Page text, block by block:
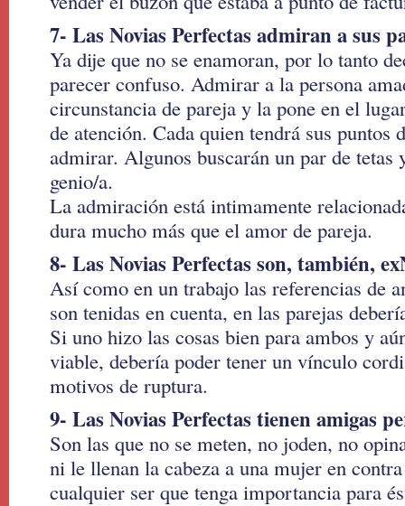
7- Las Novias Perfectas admiran a sus
Ya dije que no se enamoran, por lo tanto
parecer confuso. Admirar a la persona
circunstancia de pareja y la pone en el
de atención. Cada quien tendrá sus puntos
admirar. Algunos buscarán un par de tetas
genio/a.
La admiración está intimamente
dura mucho más que el amor de pareja.
8- Las Novias Perfectas son, también,
Así como en un trabajo las referencias de
son tenidas en cuenta, en las parejas
Si uno hizo las cosas bien para ambos y
viable, debería poder tener un vínculo
motivos de ruptura.
9- Las Novias Perfectas tienen amigas
Son las que no se meten, no joden, no
ni le llenan la cabeza a una mujer en
cualquier ser que tenga importancia para